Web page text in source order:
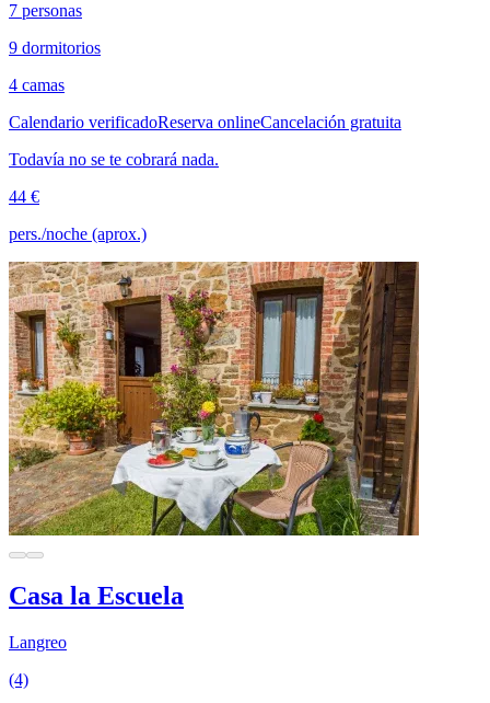
7 personas
9 dormitorios
4 camas
Calendario verificadoReserva onlineCancelación gratuita
Todavía no se te cobrará nada.
44 €
pers./noche (aprox.)
Casa la Escuela
Langreo
(4)